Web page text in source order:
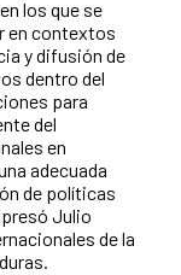
los que se
en contextos
y difusión de
dentro del
para
del
en
adecuada
de políticas
Julio
de la